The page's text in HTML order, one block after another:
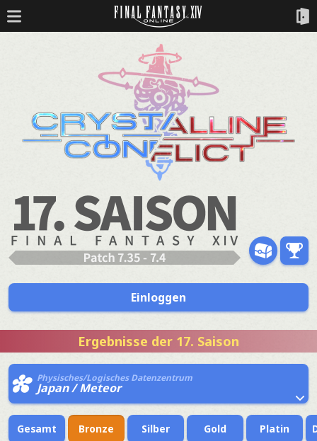
Einloggen
Ergebnisse der 17. Saison
Physisches/Logisches Datenzentrum
Japan / Meteor
Gesamt Bronze Silber Gold Platin